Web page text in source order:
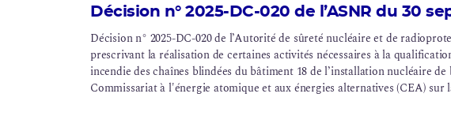
Décision n° 2025-DC-020 de l’ASNR du 30
Décision n° 2025-DC-020 de l’Autorité de sûreté nucléaire et de
prescrivant la réalisation de certaines activités nécessaires à la
incendie des chaînes blindées du bâtiment 18 de l’installation nucléaire de
Commissariat à l'énergie atomique et aux énergies alternatives (CEA) sur